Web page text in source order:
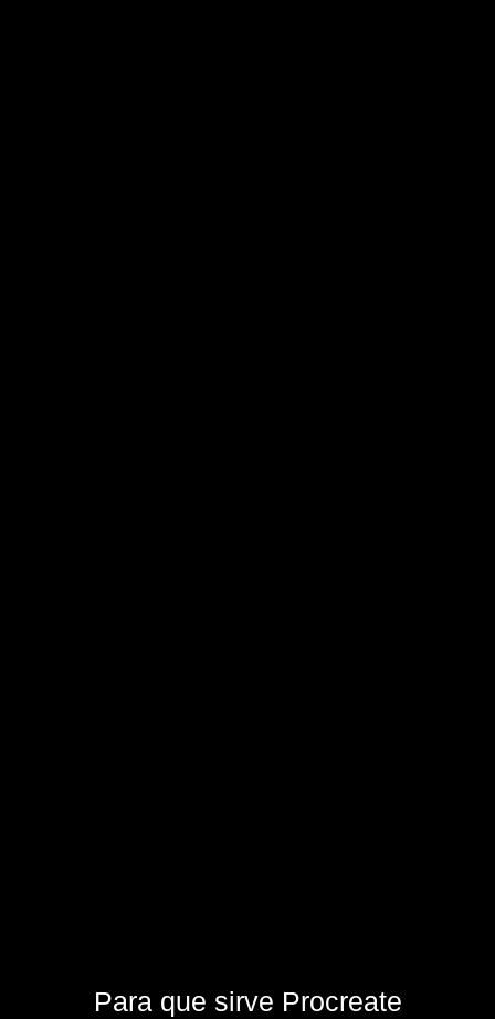
Para que sirve Procreate